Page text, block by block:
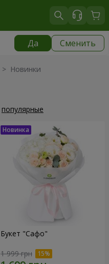
Да Сменить
> Новинки
популярные
Букет "Сафо"
1 999 грн